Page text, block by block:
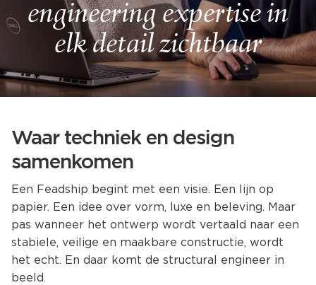
engineering expertise in
elk detail zichtbaar
Waar techniek en design
samenkomen
Een Feadship begint met een visie. Een lijn op
papier. Een idee over vorm, luxe en beleving. Maar
pas wanneer het ontwerp wordt vertaald naar een
stabiele, veilige en maakbare constructie, wordt
het echt. En daar komt de structural engineer in
beeld.